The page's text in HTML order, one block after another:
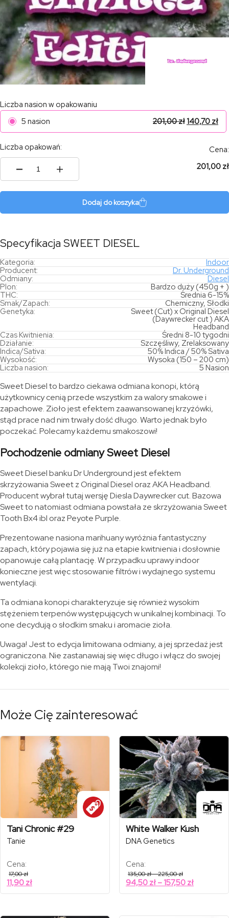
Liczba nasion w opakowaniu
5 nasion
201,00zł140,70 zł
Liczba opakowań:
ilość
Cena:
201,00 zł
Dodaj do koszyka
Specyfikacja SWEET DIESEL
Kategoria:
Indoor
Producent:
Dr. Underground
Odmiany:
Diesel
Plon:
Bardzo duży (450g + )
THC:
Średnia 6-15%
Smak/Zapach:
Chemiczny, Słodki
Genetyka:
Sweet (Cut) x Original Diesel
(Daywrecker cut ) AKA
Headband
Czas Kwitnienia:
Średni 8-10 tygodni
Działanie:
Szczęśliwy, Zrelaksowany
Indica/Sativa:
50% Indica / 50% Sativa
Wysokość:
Wysoka (150 – 200 cm)
Liczba nasion:
5 Nasion
Sweet Diesel to bardzo ciekawa odmiana konopi, którą
użytkownicy cenią przede wszystkim za walory smakowe i
zapachowe. Zioło jest efektem zaawansowanej krzyżówki,
stąd prace nad nim trwały dość długo. Warto jednak było
poczekać. Polecamy każdemu smakoszowi!
Pochodzenie odmiany Sweet Diesel
Sweet Diesel banku Dr Underground jest efektem
skrzyżowania Sweet z Original Diesel oraz AKA Headband.
Producent wybrał tutaj wersję Diesla Daywrecker cut. Bazowa
Sweet to natomiast odmiana powstała ze skrzyżowania Sweet
Tooth Bx4 ibl oraz Peyote Purple.
Prezentowane nasiona marihuany wyróżnia fantastyczny
zapach, który pojawia się już na etapie kwitnienia i dosłownie
opanowuje całą plantację. W przypadku uprawy indoor
konieczne jest więc stosowanie filtrów i wydajnego systemu
wentylacji.
Ta odmiana konopi charakteryzuje się również wysokim
stężeniem terpenów występujących w unikalnej kombinacji. To
one decydują o słodkim smaku i aromacie zioła.
Uwaga! Jest to edycja limitowana odmiany, a jej sprzedaż jest
ograniczona. Nie zastanawiaj się więc długo i włącz do swojej
kolekcji zioło, którego nie mają Twoi znajomi!
Może Cię zainteresować
Tani Chronic #29
Tanie
Cena:
17,00zł
11,90 zł
White Walker Kush
DNA Genetics
Cena:
135,00zł–225,00złZakres
cen:
od
135,00 zł
94,50 zł – 157,50 złZakres
cen: